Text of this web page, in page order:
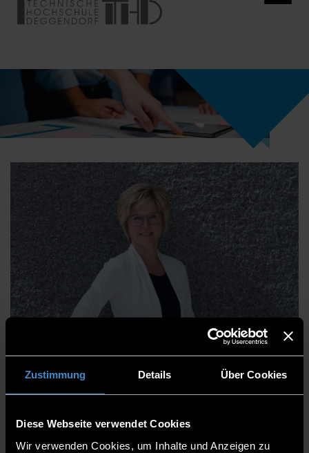
Zustimmung Details Über Cookies
Diese Webseite verwendet Cookies
Wir verwenden Cookies, um Inhalte und Anzeigen zu
Birgit Augustin, Diplom-
Verwaltungswirtin (FH)